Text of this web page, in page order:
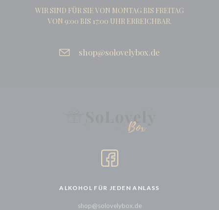
WIR SIND FÜR SIE VON MONTAG BIS FREITAG
VON 9:00 BIS 17:00 UHR ERREICHBAR.
shop@solovelybox.de
ALKOHOL FÜR JEDEN ANLASS
shop@solovelybox.de